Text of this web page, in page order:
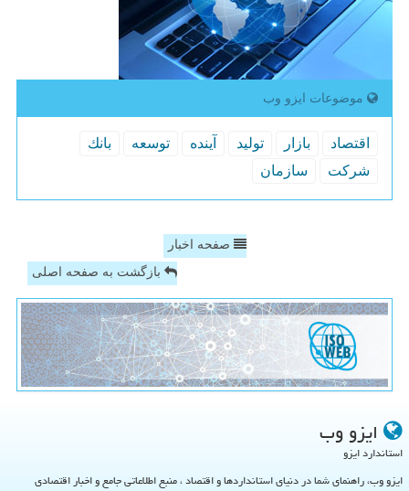
موضوعات ایزو وب
اقتصاد بازار تولید آینده توسعه
بانك
شركت
سازمان
صفحه اخبار
بازگشت به صفحه اصلی
ایزو وب
استاندارد ایزو
ایزو وب، راهنمای شما در دنیای استانداردها و اقتصاد ، منبع اطلاعاتی جامع و اخبار اقتصادی